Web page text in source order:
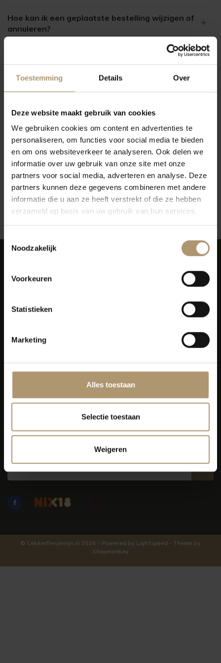
Toestemming Details Over
Deze website maakt gebruik van cookies
We gebruiken cookies om content en advertenties te
personaliseren, om functies voor social media te bieden
en om ons websiteverkeer te analyseren. Ook delen we
informatie over uw gebruik van onze site met onze
partners voor social media, adverteren en analyse. Deze
partners kunnen deze gegevens combineren met andere
informatie die u aan ze heeft verstrekt of die ze hebben
verzameld op basis van uw gebruik van hun services.
Toestemmingsselectie
Noodzakelijk
Voorkeuren
Statistieken
Marketing
Alles toestaan
Selectie toestaan
Weigeren
Hoe kan ik een geplaatste bestelling wijzigen of
annuleren?
Email:info@lekkerflesjewijn.nl,
Kan ik een zakelijke offerte aanvragen?
Kan ik mijn bestelling afhalen?
Simon van Capelweg 127
info@lekkerflesjewijn.nl
Klantenservice
© Lekkerflesjewijn.nl 2026 - Powered by Lightspeed - Theme by
Shopmonkey